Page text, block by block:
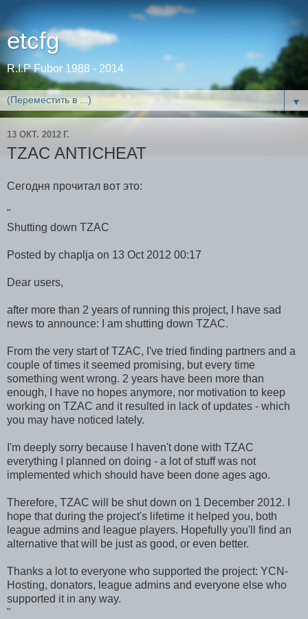
etcfg
R.I.P Fubor 1988 - 2014
▼
13 ОКТ. 2012 Г.
TZAC ANTICHEAT
Сегодня прочитал вот это:
"
Shutting down TZAC
Posted by chaplja on 13 Oct 2012 00:17
Dear users,
after more than 2 years of running this project, I have sad
news to announce: I am shutting down TZAC.
From the very start of TZAC, I've tried finding partners and a
couple of times it seemed promising, but every time
something went wrong. 2 years have been more than
enough, I have no hopes anymore, nor motivation to keep
working on TZAC and it resulted in lack of updates - which
you may have noticed lately.
I'm deeply sorry because I haven't done with TZAC
everything I planned on doing - a lot of stuff was not
implemented which should have been done ages ago.
Therefore, TZAC will be shut down on 1 December 2012. I
hope that during the project's lifetime it helped you, both
league admins and league players. Hopefully you'll find an
alternative that will be just as good, or even better.
Thanks a lot to everyone who supported the project: YCN-
Hosting, donators, league admins and everyone else who
supported it in any way.
"